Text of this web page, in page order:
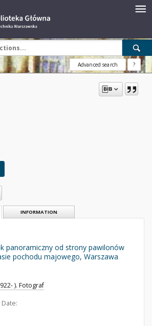
Advanced search ?
INFORMATION
panoramiczny od strony pawilonów
pochodu majowego, Warszawa
). Fotograf